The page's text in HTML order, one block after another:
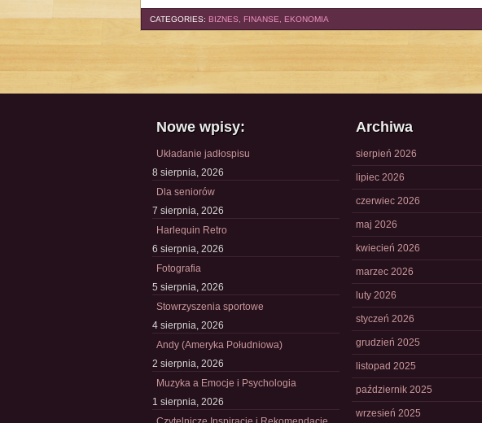
CATEGORIES: BIZNES, FINANSE, EKONOMIA
Nowe wpisy:
Układanie jadłospisu
8 sierpnia, 2026
Dla seniorów
7 sierpnia, 2026
Harlequin Retro
6 sierpnia, 2026
Fotografia
5 sierpnia, 2026
Stowrzyszenia sportowe
4 sierpnia, 2026
Andy (Ameryka Południowa)
2 sierpnia, 2026
Muzyka a Emocje i Psychologia
1 sierpnia, 2026
Archiwa
sierpień 2026
lipiec 2026
czerwiec 2026
maj 2026
kwiecień 2026
marzec 2026
luty 2026
styczeń 2026
grudzień 2025
listopad 2025
październik 2025
wrzesień 2025